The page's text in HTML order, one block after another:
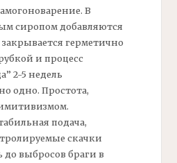
В
сиропом добавляются
герметично
и процесс
2-5 недель
одно. Простота,
подача,
скачки
до выбросов браги в